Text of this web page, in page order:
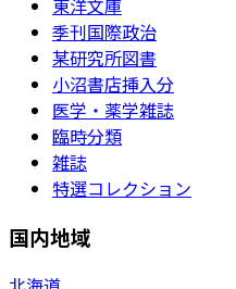
東洋文庫
季刊国際政治
某研究所図書
小沼書店挿入分
医学・薬学雑誌
臨時分類
雑誌
特選コレクション
国内地域